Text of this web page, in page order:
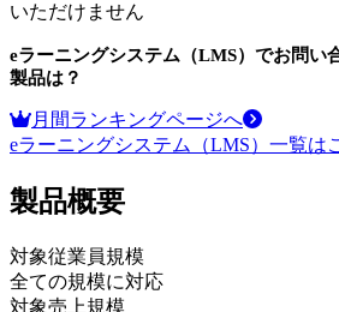
いただけません
eラーニングシステム（LMS） でお問い
製品は？
月間ランキングページへ
eラーニングシステム（LMS） 一覧は
製品概要
対象従業員規模
全ての規模に対応
対象売上規模